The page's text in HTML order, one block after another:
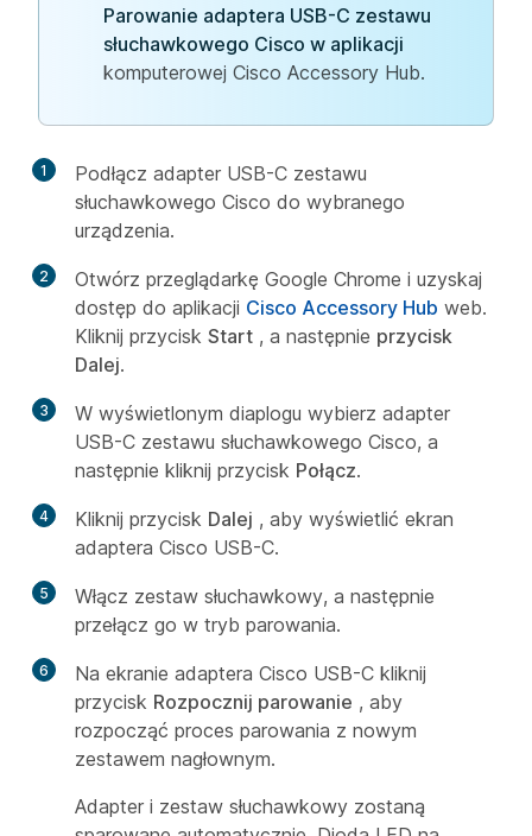
Parowanie adaptera USB-C zestawu
słuchawkowego Cisco w aplikacji
komputerowej Cisco Accessory Hub.
1
Podłącz adapter USB-C zestawu
słuchawkowego Cisco do wybranego
urządzenia.
2
Otwórz przeglądarkę Google Chrome i uzyskaj
dostęp do aplikacji Cisco Accessory Hub web.
Kliknij przycisk Start , a następnie przycisk
Dalej.
3
W wyświetlonym diaplogu wybierz adapter
USB-C zestawu słuchawkowego Cisco, a
następnie kliknij przycisk Połącz.
4 Kliknij przycisk Dalej , aby wyświetlić ekran
adaptera Cisco USB-C.
5
Włącz zestaw słuchawkowy, a następnie
przełącz go w tryb parowania.
6
Na ekranie adaptera Cisco USB-C kliknij
przycisk Rozpocznij parowanie , aby
rozpocząć proces parowania z nowym
zestawem nagłownym.
Adapter i zestaw słuchawkowy zostaną